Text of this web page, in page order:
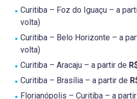
Curitiba – Foz do Iguaçu – a
volta)
Curitiba – Belo Horizonte – a
volta)
Curitiba – Aracaju – a partir de
Curitiba – Brasília – a partir de
Florianópolis – Curitiba – a